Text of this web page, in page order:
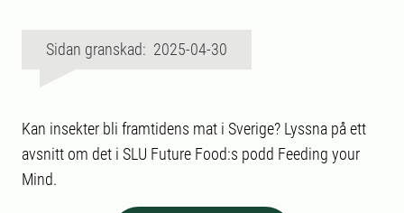
Sidan granskad: 2025-04-30
Kan insekter bli framtidens mat i Sverige? Lyssna på ett
avsnitt om det i SLU Future Food:s podd Feeding your
Mind.